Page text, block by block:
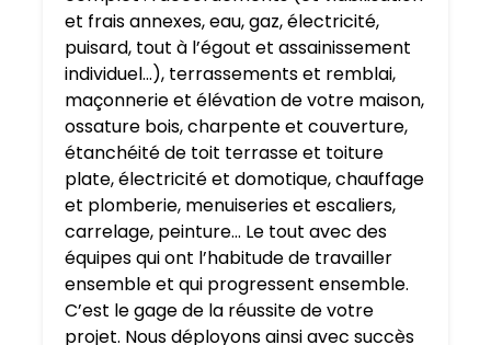
et frais annexes, eau, gaz, électricité,
puisard, tout à l’égout et assainissement
individuel…), terrassements et remblai,
maçonnerie et élévation de votre maison,
ossature bois, charpente et couverture,
étanchéité de toit terrasse et toiture
plate, électricité et domotique, chauffage
et plomberie, menuiseries et escaliers,
carrelage, peinture… Le tout avec des
équipes qui ont l’habitude de travailler
ensemble et qui progressent ensemble.
C’est le gage de la réussite de votre
projet. Nous déployons ainsi avec succès